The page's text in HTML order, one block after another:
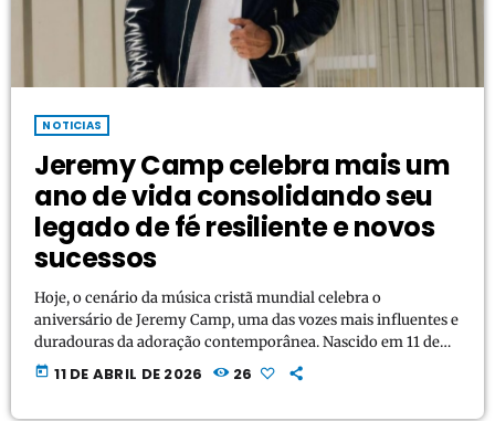
NOTICIAS
Jeremy Camp celebra mais um
ano de vida consolidando seu
legado de fé resiliente e novos
sucessos
Hoje, o cenário da música cristã mundial celebra o
aniversário de Jeremy Camp, uma das vozes mais influentes e
duradouras da adoração contemporânea. Nascido em 11 de
abril de 1978, o cantor e compositor continua a impactar
milhões de pessoas através de uma discografia que equilibra
today 11 DE ABRIL DE 2026 26